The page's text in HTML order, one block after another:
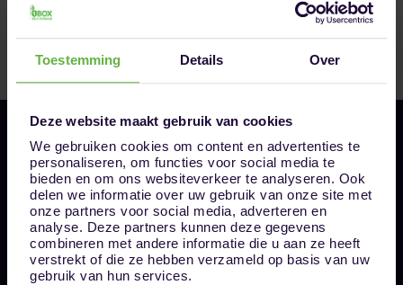
Toestemming Details Over
Deze website maakt gebruik van cookies
We gebruiken cookies om content en advertenties te
personaliseren, om functies voor social media te
bieden en om ons websiteverkeer te analyseren. Ook
delen we informatie over uw gebruik van onze site met
onze partners voor social media, adverteren en
analyse. Deze partners kunnen deze gegevens
combineren met andere informatie die u aan ze heeft
verstrekt of die ze hebben verzameld op basis van uw
gebruik van hun services.
Bel ons op 085 - 0161611
info@1box.nl
Volg ons